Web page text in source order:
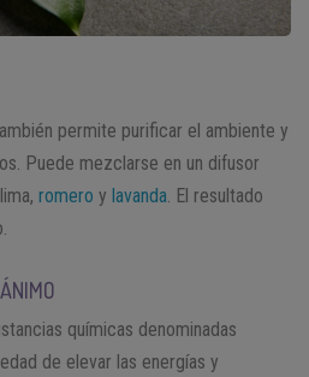
permite purificar el ambiente y
Puede mezclarse en un difusor
romero y lavanda. El resultado
químicas denominadas
de elevar las energías y